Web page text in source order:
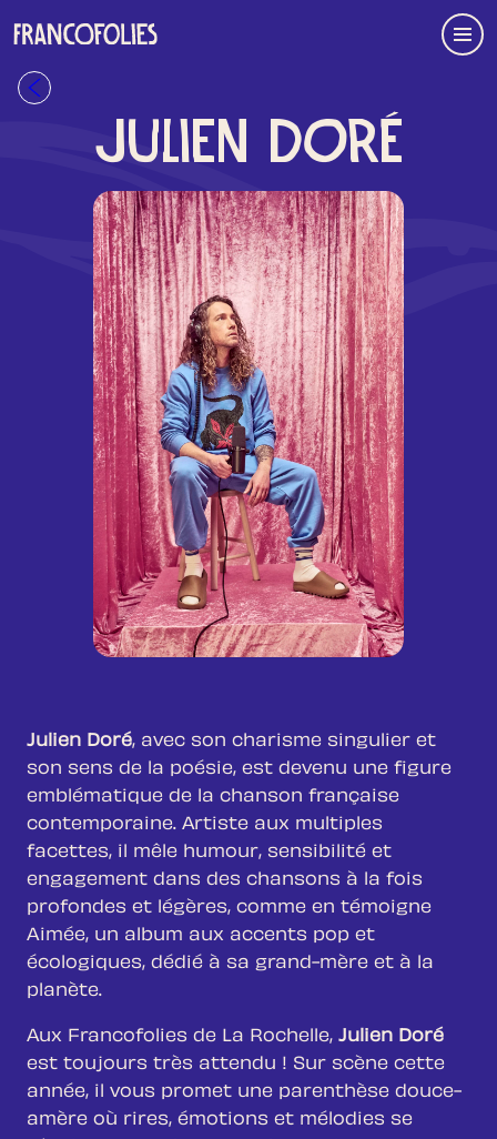
Menu
Retour à la liste
JULIEN DORÉ
Julien Doré, avec son charisme singulier et
son sens de la poésie, est devenu une figure
emblématique de la chanson française
contemporaine. Artiste aux multiples
facettes, il mêle humour, sensibilité et
engagement dans des chansons à la fois
profondes et légères, comme en témoigne
Aimée, un album aux accents pop et
écologiques, dédié à sa grand-mère et à la
planète.
Aux Francofolies de La Rochelle, Julien Doré
est toujours très attendu ! Sur scène cette
année, il vous promet une parenthèse douce-
amère où rires, émotions et mélodies se